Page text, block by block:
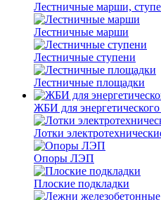
Лестничные марши,
Лестничные марши
Лестничные ступени
Лестничные площадки
ЖБИ для энергетического
Лотки
Опоры ЛЭП
Плоские подкладки